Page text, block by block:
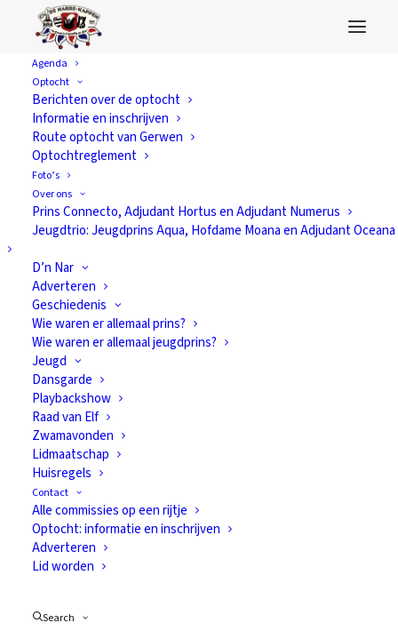
Agenda
Optocht
Berichten over de optocht
Informatie en inschrijven
Route optocht van Gerwen
Optochtreglement
Foto’s
Over ons
Prins Connecto, Adjudant Hortus en Adjudant Numerus
Jeugdtrio: Jeugdprins Aqua, Hofdame Moana en Adjudant Oceana
D’n Nar
Adverteren
Geschiedenis
Wie waren er allemaal prins?
Wie waren er allemaal jeugdprins?
Jeugd
Dansgarde
Playbackshow
Raad van Elf
Zwamavonden
Lidmaatschap
Huisregels
Contact
Alle commissies op een rijtje
Optocht: informatie en inschrijven
Adverteren
Lid worden
Search
receptie
Carnaval 2021 zonder
Prins(es) Carnaval in
Nuenen c.a.
Persbericht: de vier carnavalsverenigingen